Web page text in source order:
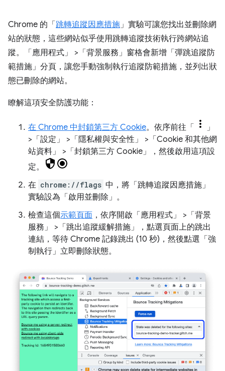
Chrome 的「 跳轉追蹤因應措施」實驗可讓您找出並刪除網
站的狀態，這些網站似乎使用跳轉追蹤技術執行跨網站追
蹤。「應用程式」
>「背景服務」 窗格會新增「彈跳追蹤防
範措施」 分頁，讓您手動強制執行追蹤防範措施，並列出狀
態已刪除的網站。
瞭解這項安全防護功能：
在 Chrome 中封鎖第三方 Cookie。依序前往「
」
>「設定」
>「隱私權與安全性」
>「Cookie 和其他網
站資料」
>「封鎖第三方 Cookie」
，然後啟用這項設
定。
在 chrome://flags 中，將「跳轉追蹤因應措施」
實驗設為「啟用並刪除」 。
檢查這個示範頁面 ，依序開啟「應用程式」
>「背景
服務」
>「跳出追蹤緩解措施」
，點選頁面上的跳出
連結，等待 Chrome 記錄跳出 (10 秒)，然後點選「強
制執行」 立即刪除狀態。